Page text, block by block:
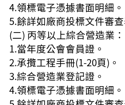
4.領標電子憑據書面明細。
5.餘詳如廠商投標文件審查
(二) 丙等以上綜合營造業：
1.當年度公會會員證。
2.承攬工程手冊(1-20頁)。
3.綜合營造業登記證。
4.領標電子憑據書面明細。